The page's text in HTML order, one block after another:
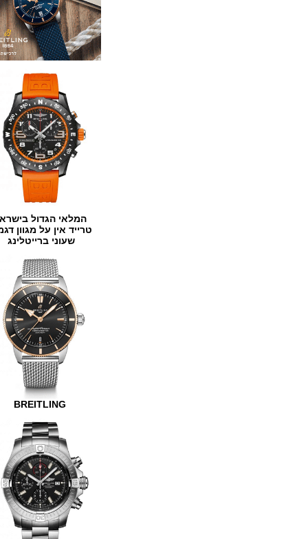
המלאי הגדול בישראל
טרייד אין על מגוון דגמים
שעוני ברייטלינג
BREITLING